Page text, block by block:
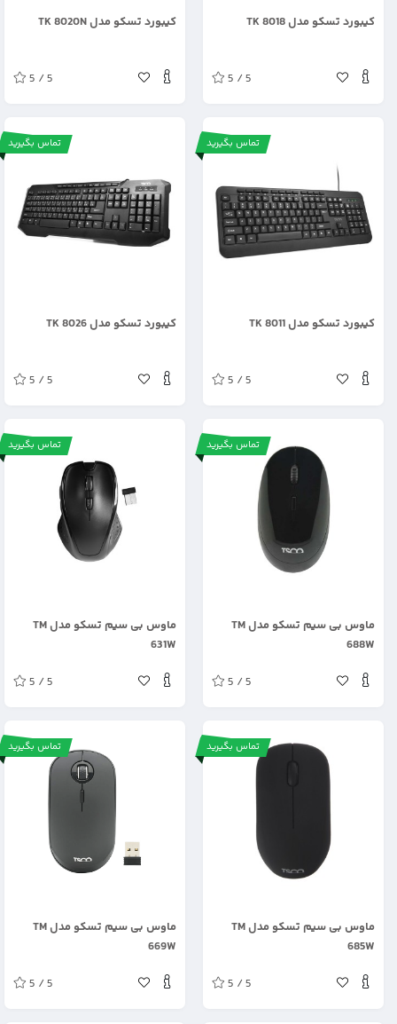
کیبورد تسکو مدل TK 8018
5 / 5
کیبورد تسکو مدل TK 8020N
5 / 5
تماس بگیرید
کیبورد تسکو مدل TK 8011
5 / 5
تماس بگیرید
کیبورد تسکو مدل TK 8026
5 / 5
تماس بگیرید
ماوس بی سیم تسکو مدل TM
688W
5 / 5
تماس بگیرید
ماوس بی سیم تسکو مدل TM
631W
5 / 5
تماس بگیرید
ماوس بی سیم تسکو مدل TM
685W
5 / 5
تماس بگیرید
ماوس بی سیم تسکو مدل TM
669W
5 / 5